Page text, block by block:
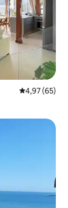
Priemerné
4,97 (65)